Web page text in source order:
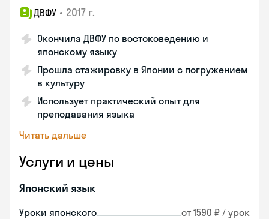
ДВФУ • 2017 г.
Окончила ДВФУ по востоковедению и
японскому языку
Прошла стажировку в Японии с погружением
в культуру
Использует практический опыт для
преподавания языка
Читать дальше
Услуги и цены
Японский язык
Уроки японского от 1590 ₽ / урок